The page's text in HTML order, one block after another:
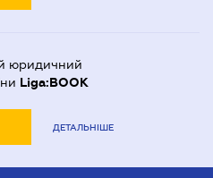
юридичний
Liga:BOOK
ДЕТАЛЬНІШЕ